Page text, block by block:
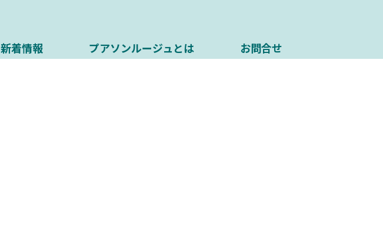
新着情報 プアソンルージュとは お問合せ